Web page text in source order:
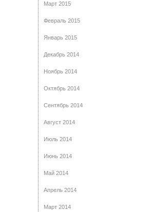
Март 2015
Февраль 2015
Январь 2015
Декабрь 2014
Ноябрь 2014
Октябрь 2014
Сентябрь 2014
Август 2014
Июль 2014
Июнь 2014
Май 2014
Апрель 2014
Март 2014